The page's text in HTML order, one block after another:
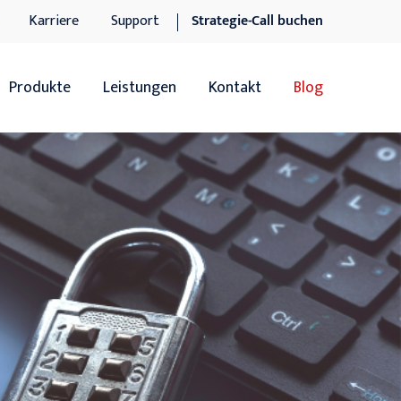
Karriere Support Strategie-Call buchen
Produkte
Übersicht
Sage 100 Add-ons
Sage xRM
DocuWare DMS
DocuWare DMS Add-ons
Leistungen
Übersicht
Software-Dienstleistungen
IT-Dienstleistungen
Support
Kontakt Blog